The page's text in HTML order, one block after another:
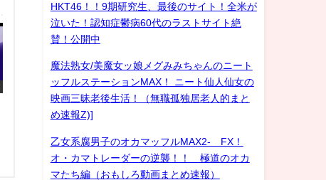
HKT46！！9期研究生、最後のサイト！全米が
泣いた！認知症鬱病60代のラストサイト絶
賛！公開中
魔法熟女/美魔女ッ娘メグみみちゃんのニート
ッフルステーションMAX！ ニート仙人仙女の
映画三昧老後生活！（無職孤独居老人的まと
め速報Z)]
乙女系腐男子のオカマッフルMAX2- FX！
オ・カマトレーダーの逆襲！！ 極道のオカ
マたち編（おもしろ動画まとめ速報）